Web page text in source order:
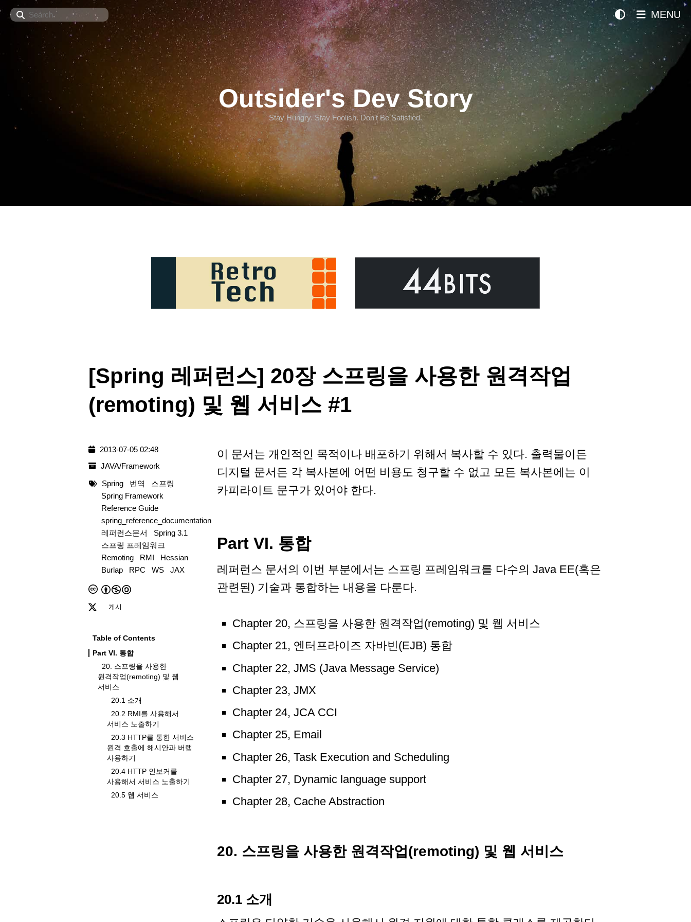
Search
Outsider's Dev Story
Stay Hungry. Stay Foolish. Don't Be Satisfied.
MENU
[Spring 레퍼런스] 20장 스프링을 사용한 원격작업
(remoting) 및 웹 서비스 #1
이 문서는 개인적인 목적이나 배포하기 위해서 복사할 수 있다. 출력물이든
디지털 문서든 각 복사본에 어떤 비용도 청구할 수 없고 모든 복사본에는 이
카피라이트 문구가 있어야 한다.
Part VI. 통합
레퍼런스 문서의 이번 부분에서는 스프링 프레임워크를 다수의 Java EE(혹은
관련된) 기술과 통합하는 내용을 다룬다.
Chapter 20, 스프링을 사용한 원격작업(remoting) 및 웹 서비스
Chapter 21, 엔터프라이즈 자바빈(EJB) 통합
Chapter 22, JMS (Java Message Service)
Chapter 23, JMX
Chapter 24, JCA CCI
Chapter 25, Email
Chapter 26, Task Execution and Scheduling
Chapter 27, Dynamic language support
Chapter 28, Cache Abstraction
20. 스프링을 사용한 원격작업(remoting) 및 웹 서비스
20.1 소개
2013-07-05 02:48
JAVA/Framework
Spring
번역
스프링
Spring Framework
Reference Guide
spring_reference_documentation
레퍼런스문서
Spring 3.1
스프링 프레임워크
Remoting
RMI
Hessian
Burlap
RPC WS JAX
게시
Table of Contents
Part VI. 통합
20. 스프링을 사용한
원격작업(remoting) 및 웹
서비스
20.1 소개
20.2 RMI를 사용해서
서비스 노출하기
20.3 HTTP를 통한 서비스
원격 호출에 해시안과 버랩
사용하기
20.4 HTTP 인보커를
사용해서 서비스 노출하기
20.5 웹 서비스